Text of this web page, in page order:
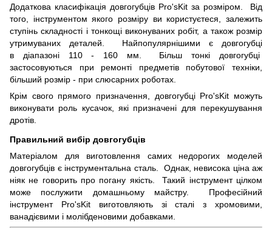
Додаткова класифікація довгогубців Pro'sKit за розміром. Від
того, інструментом якого розміру ви користуєтеся, залежить
ступінь складності і тонкощі виконуваних робіт, а також розмір
утримуваних деталей. Найпопулярнішими є довгогубці
в діапазоні 110 - 160 мм. Більш тонкі довгогубці
застосовуються при ремонті предметів побутової техніки,
більший розмір - при слюсарних роботах.
Крім свого прямого призначення, довгогубці Pro'sKit можуть
виконувати роль кусачок, які призначені для перекушування
дротів.
Правильний вибір довгогубців
Матеріалом для виготовлення самих недорогих моделей
довгогубців є інструментальна сталь. Однак, невисока ціна аж
ніяк не говорить про погану якість. Такий інструмент цілком
може послужити домашньому майстру. Професійний
інструмент Pro'sKit виготовляють зі сталі з хромовими,
ванадієвими і молібденовими добавками.